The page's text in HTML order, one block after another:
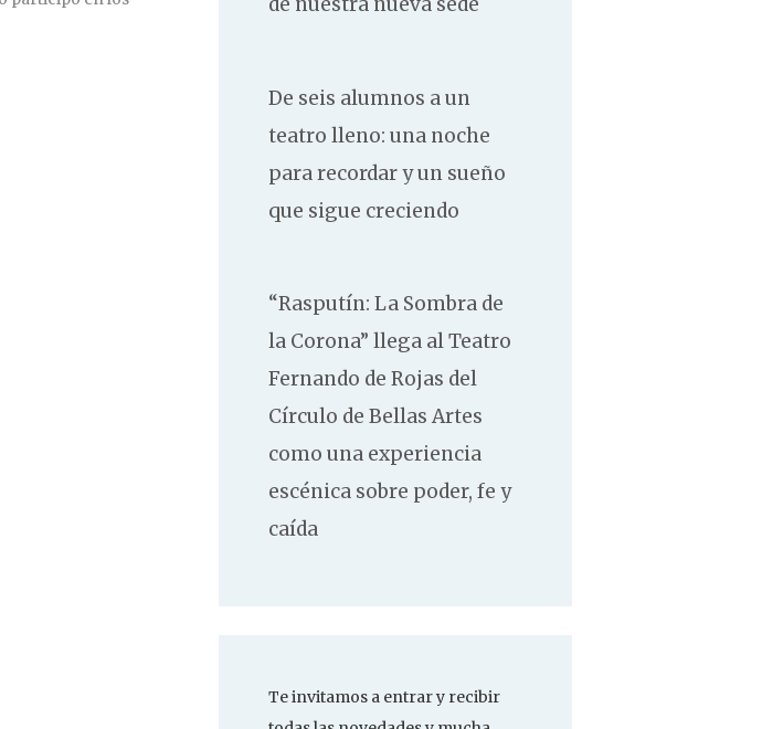
De seis alumnos a un
teatro lleno: una noche
para recordar y un sueño
que sigue creciendo
“Rasputín: La Sombra de
la Corona” llega al Teatro
Fernando de Rojas del
Círculo de Bellas Artes
como una experiencia
escénica sobre poder, fe y
caída
Te invitamos a entrar y recibir